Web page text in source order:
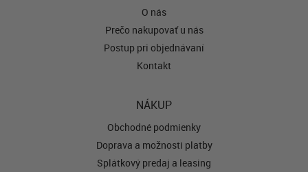
O nás
Prečo nakupovať u nás
Postup pri objednávaní
Kontakt
NÁKUP
Obchodné podmienky
Doprava a možnosti platby
Splátkový predaj a leasing